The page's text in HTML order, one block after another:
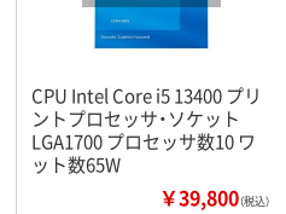
CPU Intel Core i5 13400 プリ
ントプロセッサ・ソケット
LGA1700 プロセッサ数10 ワ
ット数65W
￥39,800（税込）